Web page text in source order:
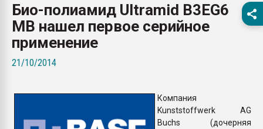
28.07.2026
ситуацией на
Био-полиамид Ultramid B3EG6
MB нашел первое серийное
применение
21/10/2014
Компания
Kunststoffwerk AG
Buchs (дочерняя